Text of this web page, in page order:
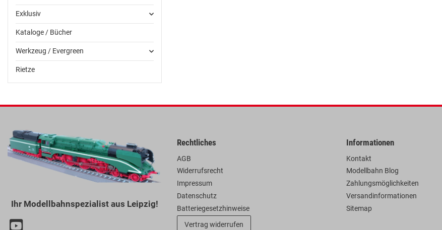
Exklusiv
Kataloge / Bücher
Werkzeug / Evergreen
Rietze
Ihr Modellbahnspezialist aus Leipzig!
Rechtliches
AGB
Widerrufsrecht
Impressum
Datenschutz
Batteriegesetzhinweise
Vertrag widerrufen
Informationen
Kontakt
Modellbahn Blog
Zahlungsmöglichkeiten
Versandinformationen
Sitemap